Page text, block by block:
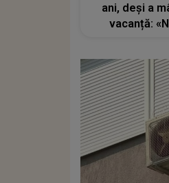
ani, deși a
vacanță: